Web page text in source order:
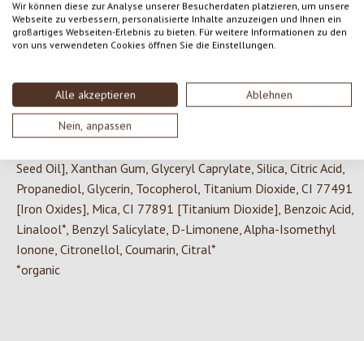
Wir können diese zur Analyse unserer Besucherdaten platzieren, um unsere
Webseite zu verbessern, personalisierte Inhalte anzuzeigen und Ihnen ein
großartiges Webseiten-Erlebnis zu bieten. Für weitere Informationen zu den
von uns verwendeten Cookies öffnen Sie die Einstellungen.
Alle akzeptieren Ablehnen
Nein, anpassen
Candelilla Cera, Dicaprylyl Carbonate, Corylus Avellana Seed
Extract [Corylus Avellana (Hazel) Seed Extract], Moringa
Oleifera Leaf Extract, Saccharomyces Ferment Filtrate,
Flower/Leaf/Vine Extract, Tocopheryl Acetate, Saccharomyces
Ferment Lysate Filtrate, Echium Plantagineum Seed Oil,
Octyldecanol, Colloidal Gold, Acetyl Heptapeptide-9,
Seed Oil], Xanthan Gum, Glyceryl Caprylate, Silica, Citric Acid,
Propanediol, Glycerin, Tocopherol, Titanium Dioxide, CI 77491
[Iron Oxides], Mica, CI 77891 [Titanium Dioxide], Benzoic Acid,
Linalool*, Benzyl Salicylate, D-Limonene, Alpha-Isomethyl
Ionone, Citronellol, Coumarin, Citral*
*organic